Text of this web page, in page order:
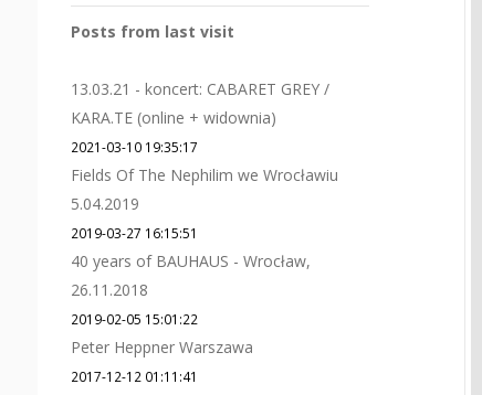
Posts from last visit
13.03.21 - koncert: CABARET GREY /
KARA.TE (online + widownia)
2021-03-10 19:35:17
Fields Of The Nephilim we Wrocławiu
5.04.2019
2019-03-27 16:15:51
40 years of BAUHAUS - Wrocław,
26.11.2018
2019-02-05 15:01:22
Peter Heppner Warszawa
2017-12-12 01:11:41